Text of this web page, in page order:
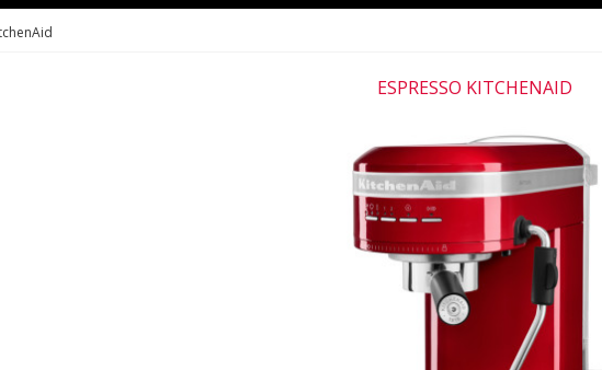
ESPRESSO KITCHENAID